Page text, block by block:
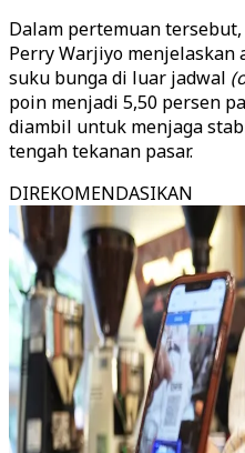
Dalam pertemuan
Perry Warjiyo
suku bunga di luar jadwal
poin menjadi 5,50 persen
diambil untuk menjaga
tengah tekanan pasar.
DIREKOMENDASIKAN